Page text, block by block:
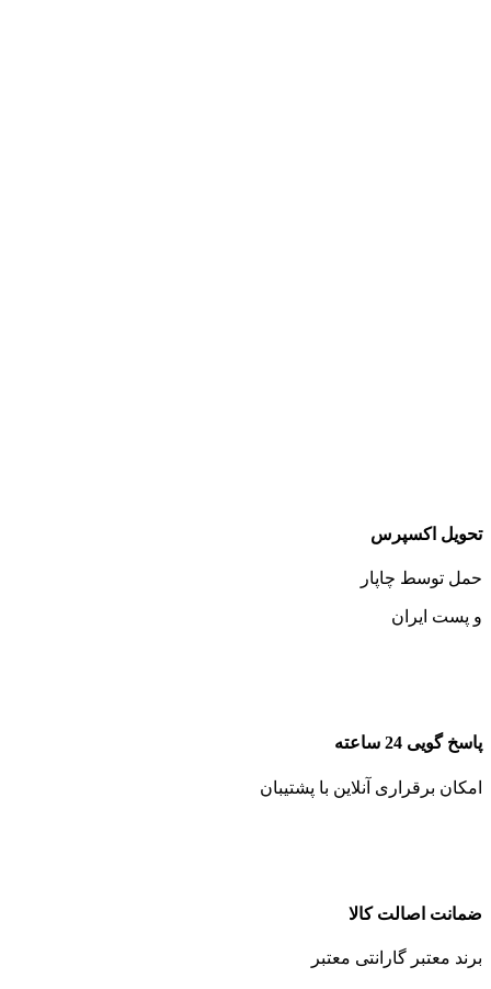
تحویل اکسپرس
حمل توسط چاپار
و پست ایران
پاسخ گویی 24 ساعته
امکان برقراری آنلاین با پشتیبان
ضمانت اصالت کالا
برند معتبر گارانتی معتبر